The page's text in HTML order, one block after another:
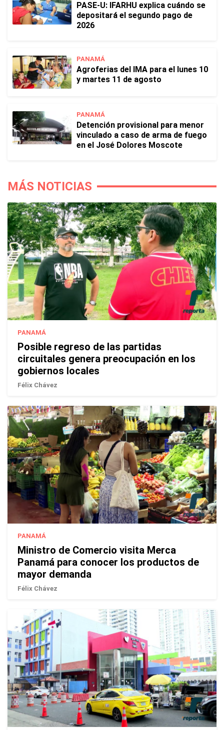
PASE-U: IFARHU explica cuándo se
depositará el segundo pago de
2026
PANAMÁ
Agroferias del IMA para el lunes 10
y martes 11 de agosto
PANAMÁ
Detención provisional para menor
vinculado a caso de arma de fuego
en el José Dolores Moscote
MÁS NOTICIAS
PANAMÁ
Posible regreso de las partidas
circuitales genera preocupación en los
gobiernos locales
Félix Chávez
PANAMÁ
Ministro de Comercio visita Merca
Panamá para conocer los productos de
mayor demanda
Félix Chávez